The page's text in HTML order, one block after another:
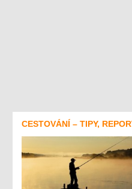
CESTOVÁNÍ – TIPY,